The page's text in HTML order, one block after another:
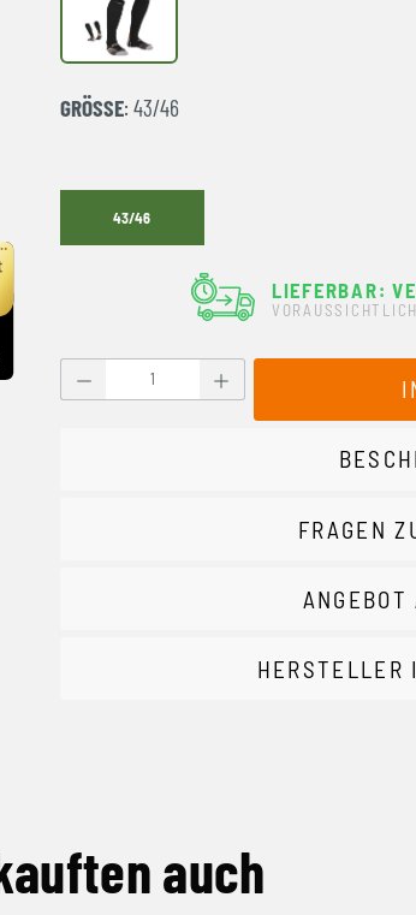
Black
GRÖSSE : 43/46
43/46
LIEFERBAR:
Produkt Anzahl: Gib den
FRAGEN
ANGEBOT
HERSTELLER
auch